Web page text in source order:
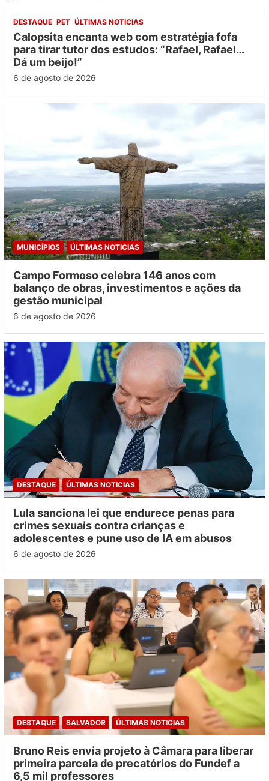
DESTAQUE PET ÚLTIMAS NOTICIAS
Calopsita encanta web com estratégia fofa
para tirar tutor dos estudos: “Rafael, Rafael…
Dá um beijo!”
6 de agosto de 2026
MUNICÍPIOS ÚLTIMAS NOTICIAS
Campo Formoso celebra 146 anos com
balanço de obras, investimentos e ações da
gestão municipal
6 de agosto de 2026
DESTAQUE ÚLTIMAS NOTICIAS
Lula sanciona lei que endurece penas para
crimes sexuais contra crianças e
adolescentes e pune uso de IA em abusos
6 de agosto de 2026
DESTAQUE SALVADOR ÚLTIMAS NOTICIAS
Bruno Reis envia projeto à Câmara para liberar
primeira parcela de precatórios do Fundef a
6,5 mil professores